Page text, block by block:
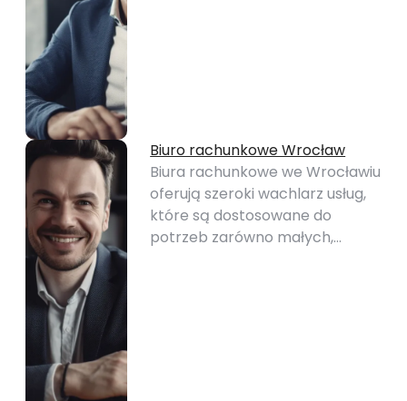
Biuro rachunkowe Wrocław
Biura rachunkowe we Wrocławiu
oferują szeroki wachlarz usług,
które są dostosowane do
potrzeb zarówno małych,…